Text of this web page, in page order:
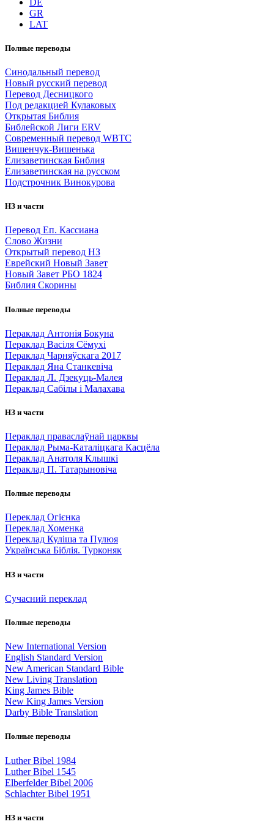
GR
LAT
Полные переводы
Синодальный перевод
Новый русский перевод
Перевод Десницкого
Под редакцией Кулаковых
Открытая Библия
Библейской Лиги ERV
Cовременный перевод WBTC
Вишенчук-Вишенька
Елизаветинская Библия
Елизаветинская на русском
Подстрочник Винокурова
НЗ и части
Перевод Еп. Кассиана
Слово Жизни
Открытый перевод НЗ
Еврейский Новый Завет
Новый Завет РБО 1824
Библия Скорины
Полные переводы
Пераклад Антонія Бокуна
Пераклад Васіля Сёмухі
Пераклад Чарняўскага 2017
Пераклад Яна Станкевіча
Пераклад Л. Дзекуць-Малея
Пераклад Сабілы і Малахава
НЗ и части
Пераклад праваслаўнай царквы
Пераклад Рыма-Каталіцкага Касцёла
Пераклад Анатоля Клышкi
Пераклад П. Татарыновіча
Полные переводы
Переклад Огієнка
Переклад Хоменка
Переклад Куліша та Пулюя
Українська Біблія. Турконяк
НЗ и части
Сучасний переклад
Полные переводы
New International Version
English Standard Version
New American Standard Bible
New Living Translation
King James Bible
New King James Version
Darby Bible Translation
Полные переводы
Luther Bibel 1984
Luther Bibel 1545
Elberfelder Bibel 2006
Schlachter Bibel 1951
НЗ и части